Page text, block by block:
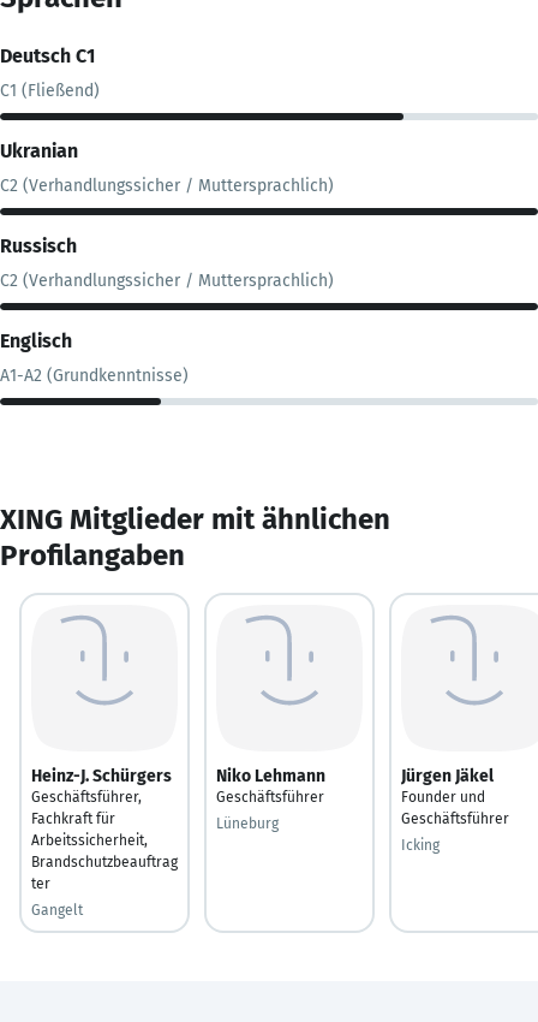
Deutsch C1
C1 (Fließend)
Ukranian
C2 (Verhandlungssicher / Muttersprachlich)
Russisch
C2 (Verhandlungssicher / Muttersprachlich)
Englisch
A1-A2 (Grundkenntnisse)
XING Mitglieder mit ähnlichen
Profilangaben
Heinz-J. Schürgers
Geschäftsführer,
Fachkraft für
Arbeitssicherheit,
Brandschutzbeauftrag
ter
Gangelt
Niko Lehmann
Geschäftsführer
Lüneburg
Jürgen Jäkel
Founder und
Geschäftsführer
Icking